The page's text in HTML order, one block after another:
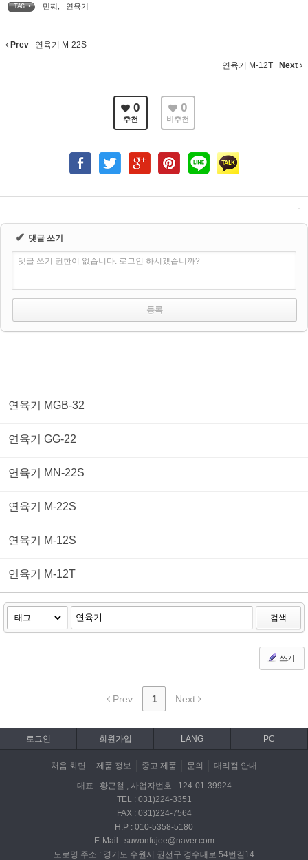
TAG • 민찌 , 연육기
Prev 연육기 M-22S
연육기 M-12T Next
0
추천
0
비추천
✔ 댓글 쓰기
댓글 쓰기 권한이 없습니다. 로그인 하시겠습니까?
연육기 MGB-32
연육기 GG-22
연육기 MN-22S
연육기 M-22S
연육기 M-12S
연육기 M-12T
검색
쓰기
Prev 1 Next
로그인 회원가입 LANG PC
처음 화면 제품 정보 중고 제품 문의 대리점 안내
대표 : 황근철 , 사업자번호 : 124-01-39924
TEL : 031)224-3351
FAX : 031)224-7564
H.P : 010-5358-5180
E-Mail : suwonfujee@naver.com
도로명 주소 : 경기도 수원시 권선구 경수대로 54번길14